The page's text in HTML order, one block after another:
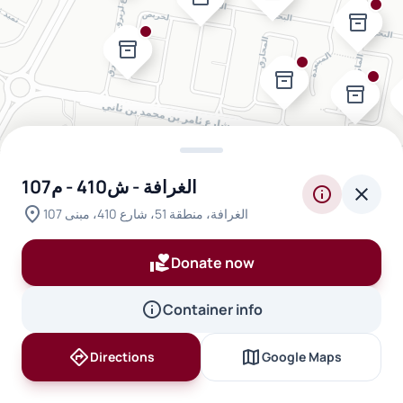
inventory_2
inventory_2
inventory_2
inventory_2
الغرافة - ش410 - م107
location_on الغرافة، منطقة 51، شارع 410، مبنى 107
info close
volunteer_activismDonate now
infoContainer info
directionsDirections mapGoogle Maps